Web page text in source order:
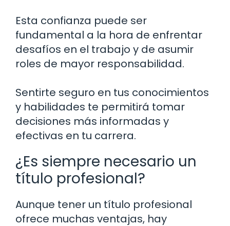
Esta confianza puede ser
fundamental a la hora de enfrentar
desafíos en el trabajo y de asumir
roles de mayor responsabilidad.
Sentirte seguro en tus conocimientos
y habilidades te permitirá tomar
decisiones más informadas y
efectivas en tu carrera.
¿Es siempre necesario un
título profesional?
Aunque tener un título profesional
ofrece muchas ventajas, hay